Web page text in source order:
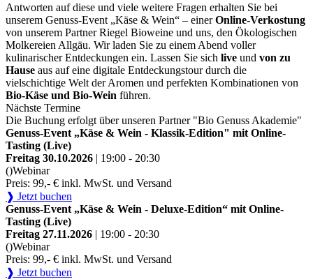
Antworten auf diese und viele weitere Fragen erhalten Sie bei
unserem Genuss-Event „Käse & Wein“ – einerOnline-Verkostung
von unserem Partner Riegel Bioweine und uns, den Ökologischen
Molkereien Allgäu. Wir laden Sie zu einem Abend voller
kulinarischer Entdeckungen ein. Lassen Sie sich live und von zu
Hause aus auf eine digitale Entdeckungstour durch die
vielschichtige Welt der Aromen und perfekten Kombinationen von
Bio-Käse und Bio-Wein führen.
Nächste Termine
Die Buchung erfolgt über unseren Partner "Bio Genuss Akademie"
Genuss-Event „Käse & Wein - Klassik-Edition" mit Online-
Tasting (Live)
Freitag 30.10.2026 | 19:00 - 20:30
()Webinar
Preis: 99,- € inkl. MwSt. und Versand
❱ Jetzt buchen
Genuss-Event „Käse & Wein - Deluxe-Edition“ mit Online-
Tasting (Live)
Freitag 27.11.2026 | 19:00 - 20:30
()Webinar
Preis: 99,- € inkl. MwSt. und Versand
❱ Jetzt buchen